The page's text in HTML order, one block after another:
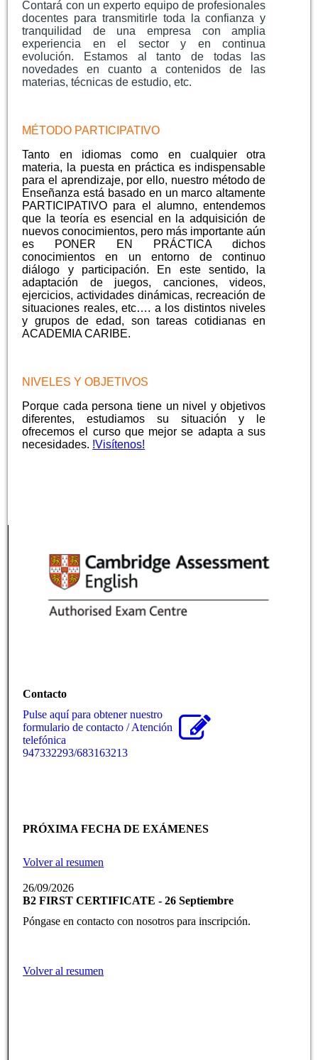
Contará con un experto equipo de profesionales
docentes para transmitirle toda la confianza y
tranquilidad de una empresa con amplia
experiencia en el sector y en continua
evolución. Estamos al tanto de todas las
novedades en cuanto a contenidos de las
materias, técnicas de estudio, etc.
MÉTODO PARTICIPATIVO
Tanto en idiomas como en cualquier otra
materia, la puesta en práctica es indispensable
para el aprendizaje, por ello, nuestro método de
Enseñanza está basado en un marco altamente
PARTICIPATIVO para el alumno, entendemos
que la teoría es esencial en la adquisición de
nuevos conocimientos, pero más importante aún
es PONER EN PRÁCTICA dichos
conocimientos en un entorno de continuo
diálogo y participación. En este sentido, la
adaptación de juegos, canciones, videos,
ejercicios,actividades dinámicas, recreación de
situaciones reales, etc…. a los distintos niveles
y grupos de edad, son tareas cotidianas en
ACADEMIA CARIBE.
NIVELES Y OBJETIVOS
Porque cada persona tiene un nivel y objetivos
diferentes, estudiamos su situación y le
ofrecemos el curso que mejor se adapta a sus
necesidades. !Visítenos!
Contacto
Pulse aquí para obtener nuestro
formulario de contacto / Atención
telefónica
947332293/683163213
PRÓXIMA FECHA DE EXÁMENES
Volver al resumen
26/09/2026
B2 FIRST CERTIFICATE - 26 Septiembre
Póngase en contacto con nosotros para inscripción.
Volver al resumen